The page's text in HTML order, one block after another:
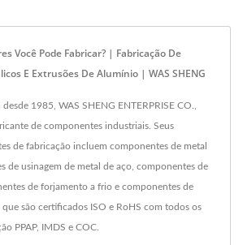
Você Pode Fabricar? | Fabricação De
E Extrusões De Alumínio | WAS SHENG
desde 1985, WAS SHENG ENTERPRISE CO.,
de componentes industriais. Seus
de fabricação incluem componentes de metal
de usinagem de metal de aço, componentes de
de forjamento a frio e componentes de
são certificados ISO e RoHS com todos os
PPAP, IMDS e COC.